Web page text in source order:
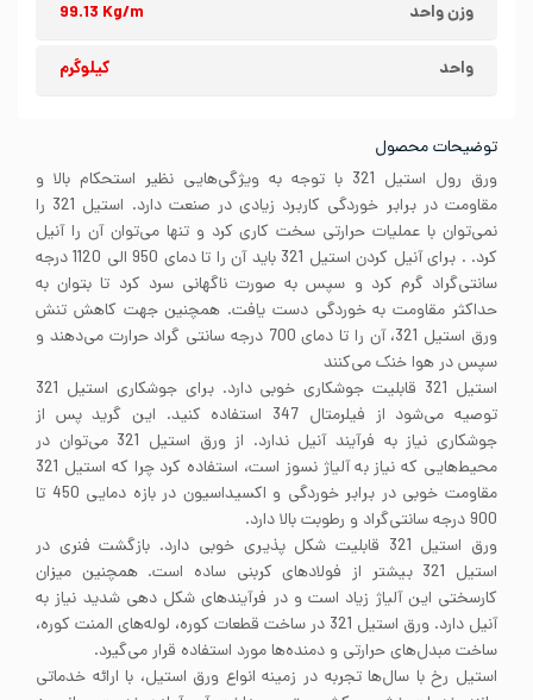
وزن واحد 99.13 Kg/m
واحد کیلوگرم
توضیحات محصول
ورق رول استیل 321 با توجه به ویژگی‌هایی نظیر استحکام بالا و
مقاومت در برابر خوردگی کاربرد زیادی در صنعت دارد. استیل 321 را
نمی‌توان با عملیات حرارتی سخت کاری کرد و تنها می‌توان آن را آنیل
کرد. . برای آنیل کردن استیل 321 باید آن را تا دمای 950 الی 1120 درجه
سانتی‌گراد گرم کرد و سپس به صورت ناگهانی سرد کرد تا بتوان به
حداکثر مقاومت به خوردگی دست یافت. همچنین جهت کاهش تنش
ورق استیل 321، آن را تا دمای 700 درجه سانتی گراد حرارت می‌دهند و
سپس در هوا خنک می‌کنند
استیل 321 قابلیت جوشکاری خوبی دارد. برای جوشکاری استیل 321
توصیه می‌شود از فیلرمتال 347 استفاده کنید. این گرید پس از
جوشکاری نیاز به فرآیند آنیل ندارد. از ورق استیل 321 می‌توان در
محیط‌هایی که نیاز به آلیاژ نسوز است، استفاده کرد چرا که استیل 321
مقاومت خوبی در برابر خوردگی و اکسیداسیون در بازه دمایی 450 تا
900 درجه سانتی‌گراد و رطوبت بالا دارد.
ورق استیل 321 قابلیت شکل پذیری خوبی دارد. بازگشت فنری در
استیل 321 بیشتر از فولادهای کربنی ساده است. همچنین میزان
کارسختی این آلیاژ زیاد است و در فرآیندهای شکل دهی شدید نیاز به
آنیل دارد. ورق استیل 321 در ساخت قطعات کوره، لوله‌های المنت کوره،
ساخت مبدل‌های حرارتی و دمنده‌ها مورد استفاده قرار می‌گیرد.
استیل رخ با سال‌ها تجربه در زمینه انواع ورق استیل، با ارائه خدماتی